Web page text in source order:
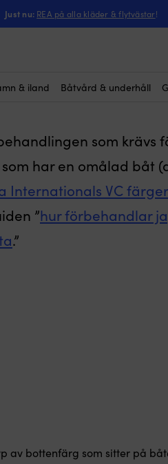
Just nu: REA på alla kläder & flytvästar!
& iland Båtvård & underhåll
för att
som krävs
har en omålad båt
Internationals VC
”hur förbehandlar
.”
av bottenfärg som sitter på